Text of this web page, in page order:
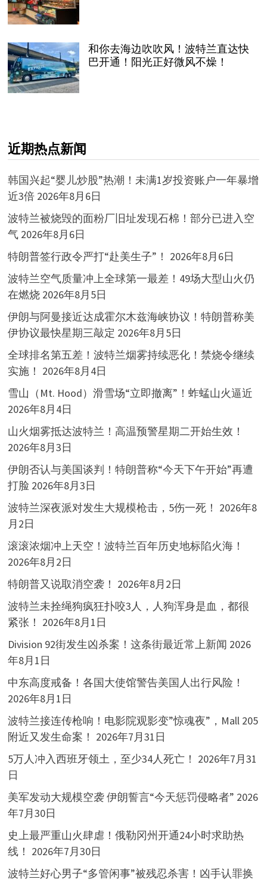
和你去海边吹吹风！波特兰直达快
巴开通！阳光正好微风不燥！
近期热点新闻
韩国兴起“婴儿炒股”热潮！未满1岁投资账户一年暴增
近3倍 2026年8月6日
波特兰被烧毁的面粉厂旧址发现石棉！部分已进入空
气 2026年8月6日
特朗普签行政令严打“赴美生子”！ 2026年8月6日
波特兰空气质量冲上全球第一最差！49场大型山火仍
在燃烧 2026年8月5日
伊朗与阿曼接近达成霍尔木兹海峡协议！特朗普称美
伊协议最快星期三敲定 2026年8月5日
全球排名第五差！波特兰烟雾持续恶化！禁烧令继续
实施！ 2026年8月4日
雪山（Mt. Hood）滑雪场“立即撤离”！蚱蜢山火逼近
2026年8月4日
山火烟雾抵达波特兰！高温预警星期二开始生效！
2026年8月3日
伊朗否认与美国谈判！特朗普称“今天下午开始”再遭
打脸 2026年8月3日
波特兰深夜派对发生大规模枪击，5伤一死！ 2026年8
月2日
滚滚浓烟冲上天空！波特兰百年历史地标陷火海！
2026年8月2日
特朗普又说取消空袭！ 2026年8月2日
波特兰未拴绳狗疯狂扑咬3人，人狗浑身是血，都很
紧张！ 2026年8月1日
Division 92街发生凶杀案！这条街最近常上新闻 2026
年8月1日
中东高度戒备！各国大使馆警告美国人出行风险！
2026年8月1日
波特兰接连传枪响！电影院观影变”惊魂夜”，Mall 205
附近又发生命案！ 2026年7月31日
5万人冲入西班牙领土，至少34人死亡！ 2026年7月31
日
美军发动大规模空袭 伊朗誓言“今天惩罚侵略者” 2026
年7月30日
史上最严重山火肆虐！俄勒冈州开通24小时求助热
线！ 2026年7月30日
波特兰好心男子“多管闲事”被残忍杀害！凶手认罪换